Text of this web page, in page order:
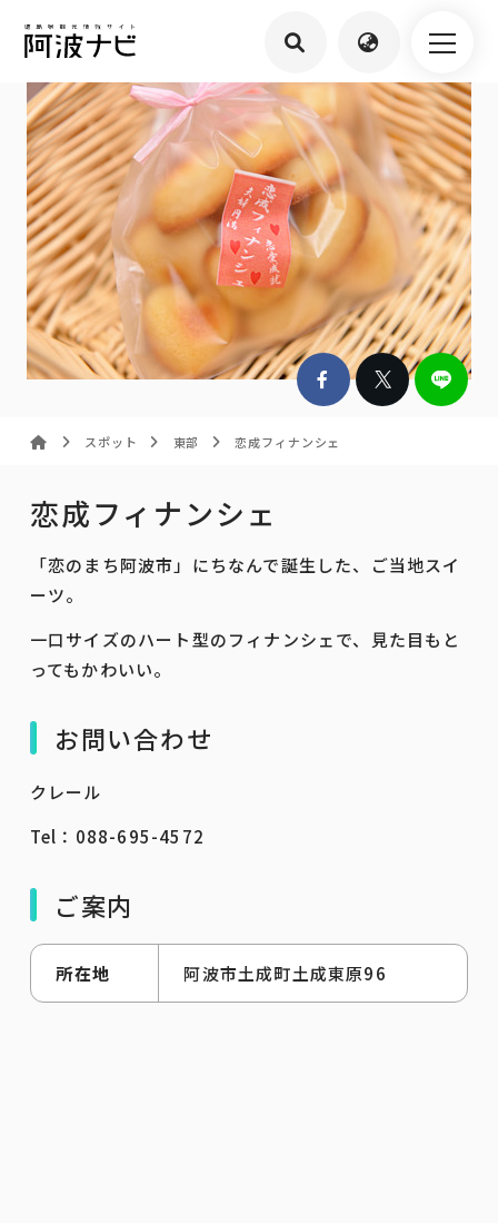
スポット 東部 恋成フィナンシェ
恋成フィナンシェ
「恋のまち阿波市」にちなんで誕生した、ご当地スイ
ーツ。
一口サイズのハート型のフィナンシェで、見た目もと
ってもかわいい。
お問い合わせ
クレール
Tel：088-695-4572
ご案内
所在地 阿波市土成町土成東原96